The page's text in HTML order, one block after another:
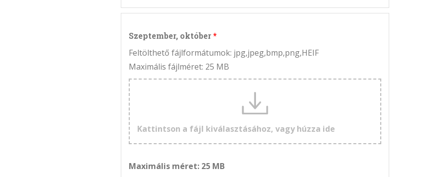
Szeptember, október
Feltölthető fájlformátumok: jpg,jpeg,bmp,png,HEIF
Maximális fájlméret: 25 MB
Kattintson a fájl kiválasztásához, vagy húzza ide
Maximális méret: 25 MB